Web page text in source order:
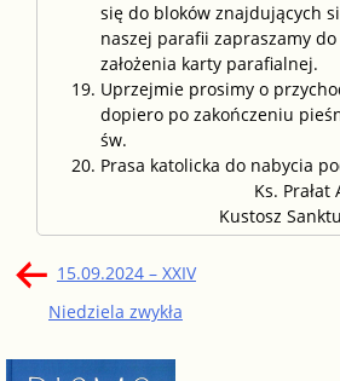
się do bloków znajdujących
naszej parafii zapraszamy
założenia karty parafialnej.
Uprzejmie prosimy o
dopiero po zakończeniu
św.
Prasa katolicka do nabycia
Ks.
Kustosz
Nawigacja
wpisu
15.09.2024 – XXIV
Niedziela zwykła